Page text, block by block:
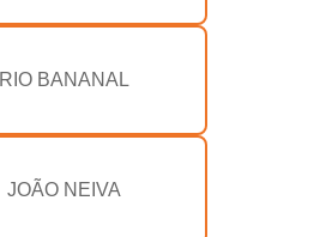
RIO BANANAL
JOÃO NEIVA